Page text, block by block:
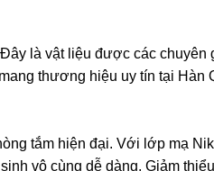
là vật liệu được các
thương hiệu uy tín tại Hàn
tắm hiện đại. Với lớp mạ
vô cùng dễ dàng. Giảm